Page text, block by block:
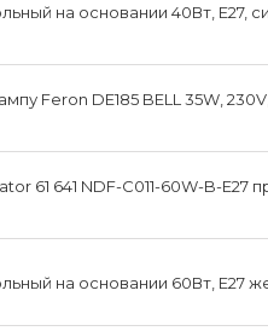
на основании 40Вт, E27,
Feron DE185 BELL 35W, 230V,
61 641 NDF-C011-60W-B-E27
на основании 60Вт, E27